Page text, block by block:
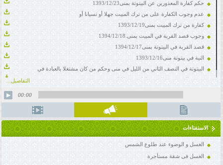
حكم كفارة المعذورين عن البيتوتة بمنى1393/12/23
عدم وجوب الكفارة على من ترك المبيت جهلا أو نسيانا أو
اضطراراً.1393/12/20
كفارة من ترك المبيت بمنى1393/12/19
وجوب قصد القربة في المبيت بمنى.1394/12/18
قصد القربة في البيتوتة بمنى1394/12/17
النية في بيتوتة منى1393/12/16
البيتوتة في النصف الثاني من الليل في منى وحكم من كان مشتغلا بالعبادة في
التفاصيل...
00:00
(mp3) المقدار الواجب من المبيت في منى ووقت النفر.93/12/25
الاستفتاءات
الغسل و الوضوء عند طلوع الشمس
الغسل فی شقة مستأجرة